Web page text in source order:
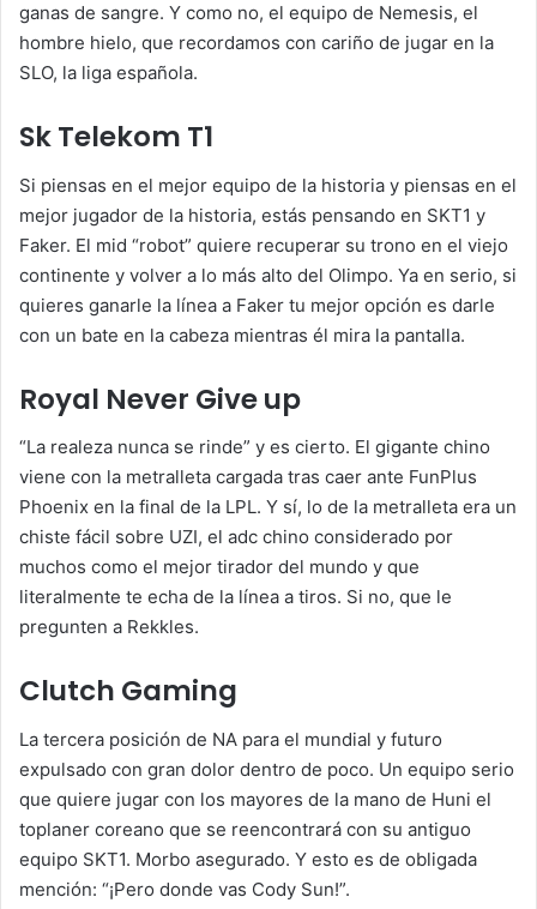
ganas de sangre. Y como no, el equipo de Nemesis, el
hombre hielo, que recordamos con cariño de jugar en la
SLO, la liga española.
Sk Telekom T1
Si piensas en el mejor equipo de la historia y piensas en el
mejor jugador de la historia, estás pensando en SKT1 y
Faker. El mid “robot” quiere recuperar su trono en el viejo
continente y volver a lo más alto del Olimpo. Ya en serio, si
quieres ganarle la línea a Faker tu mejor opción es darle
con un bate en la cabeza mientras él mira la pantalla.
Royal Never Give up
“La realeza nunca se rinde” y es cierto. El gigante chino
viene con la metralleta cargada tras caer ante FunPlus
Phoenix en la final de la LPL. Y sí, lo de la metralleta era un
chiste fácil sobre UZI, el adc chino considerado por
muchos como el mejor tirador del mundo y que
literalmente te echa de la línea a tiros. Si no, que le
pregunten a Rekkles.
Clutch Gaming
La tercera posición de NA para el mundial y futuro
expulsado con gran dolor dentro de poco. Un equipo serio
que quiere jugar con los mayores de la mano de Huni el
toplaner coreano que se reencontrará con su antiguo
equipo SKT1. Morbo asegurado. Y esto es de obligada
mención: “¡Pero donde vas Cody Sun!”.